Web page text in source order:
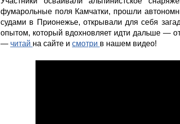
фумарольные поля Камчатки, прошли
судами в Прионежье, открывали для себя
опытом, который вдохновляет идти дальше —
— читай на сайте и смотри в нашем видео!